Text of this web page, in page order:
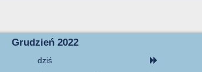
Grudzień 2022
dziś